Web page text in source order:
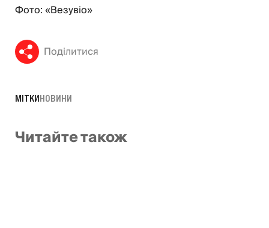
Фото: «Везувіо»
Поділитися
МІТКИНОВИНИ
Читайте також